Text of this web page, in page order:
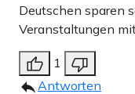
Deutschen sparen
Veranstaltungen
1
Antworten